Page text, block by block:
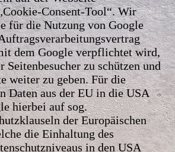
Consent-Tool“. Wir
für die Nutzung von Google
dem Google verpflichtet wird,
Seitenbesucher zu schützen und
weiter zu geben. Für die
Daten aus der EU in die USA
hierbei auf sog.
der Europäischen
die Einhaltung des
in den USA